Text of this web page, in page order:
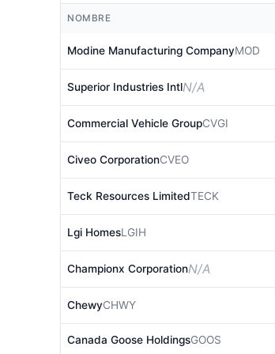
NOMBRE
Modine Manufacturing CompanyMOD
Superior Industries IntlN/A
Commercial Vehicle GroupCVGI
Civeo CorporationCVEO
Teck Resources LimitedTECK
Lgi HomesLGIH
Championx CorporationN/A
ChewyCHWY
Canada Goose HoldingsGOOS